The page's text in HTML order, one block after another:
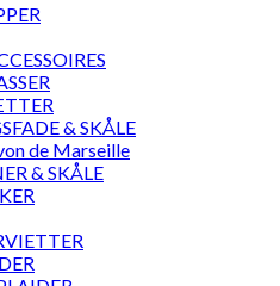
& SKÅLE
de Marseille
& SKÅLE